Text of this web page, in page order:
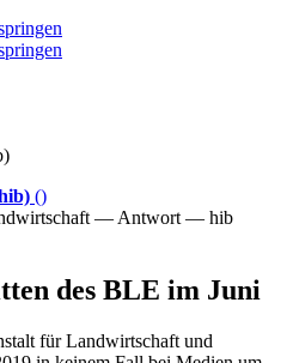
()
— Antwort — hib
des BLE im Juni
für Landwirtschaft und